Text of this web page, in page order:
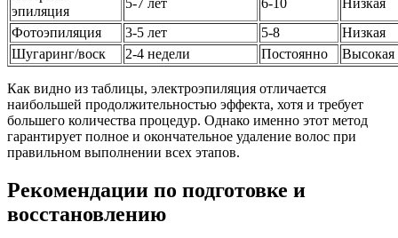
эпиляция
5-7 лет 6-10
Низкая
Фотоэпиляция
3-5 лет 5-8
Низкая
Шугаринг/воск
2-4 недели Постоянно Высокая
Как видно из таблицы, электроэпиляция отличается
наибольшей продолжительностью эффекта, хотя и требует
большего количества процедур. Однако именно этот метод
гарантирует полное и окончательное удаление волос при
правильном выполнении всех этапов.
Рекомендации по подготовке и
восстановлению